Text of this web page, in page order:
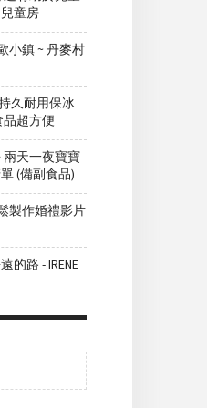
童房
小鎮 ~ 丹麥村
久耐用保冰
超方便
天一夜寶寶
(備副食品)
製作婚禮影片
的路 - IRENE